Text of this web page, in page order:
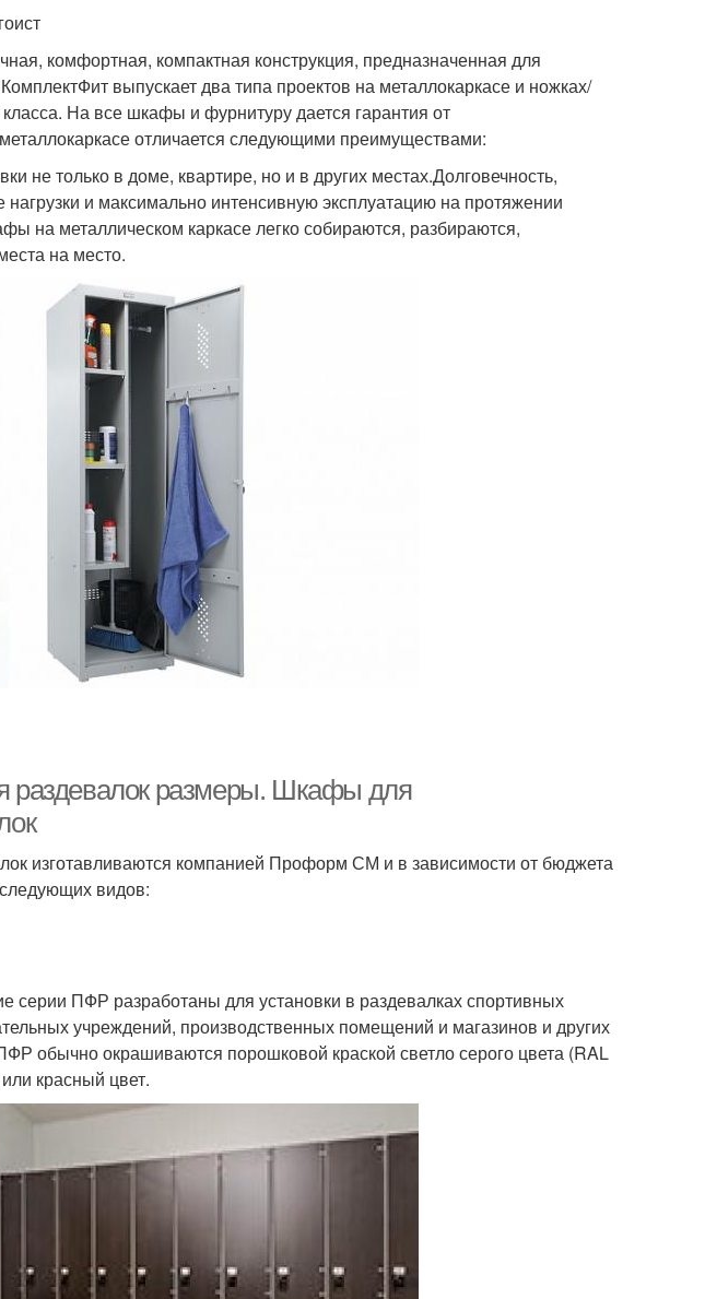
комфортная, компактная конструкция, предназначенная для
выпускает два типа проектов на металлокаркасе и ножках/
На все шкафы и фурнитуру дается гарантия от
отличается следующими преимуществами:
не только в доме, квартире, но и в других местах.Долговечность,
и максимально интенсивную эксплуатацию на протяжении
на металлическом каркасе легко собираются, разбираются,
на место.
раздевалок размеры. Шкафы для
изготавливаются компанией Проформ СМ и в зависимости от бюджета
видов:
серии ПФР разработаны для установки в раздевалках спортивных
учреждений, производственных помещений и магазинов и других
обычно окрашиваются порошковой краской светло серого цвета (RAL
красный цвет.